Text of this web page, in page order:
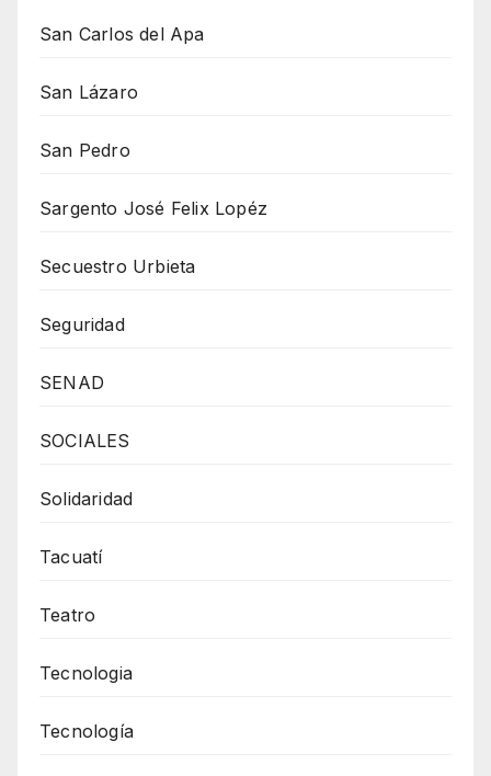
San Carlos del Apa
San Lázaro
San Pedro
Sargento José Felix Lopéz
Secuestro Urbieta
Seguridad
SENAD
SOCIALES
Solidaridad
Tacuatí
Teatro
Tecnologia
Tecnología